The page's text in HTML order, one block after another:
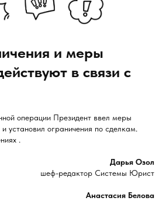
и меры
в связи с
операции Президент ввел меры
установил ограничения по сделкам.
.
Дарья Озол
шеф-редактор Системы Юрист
Анастасия Белова